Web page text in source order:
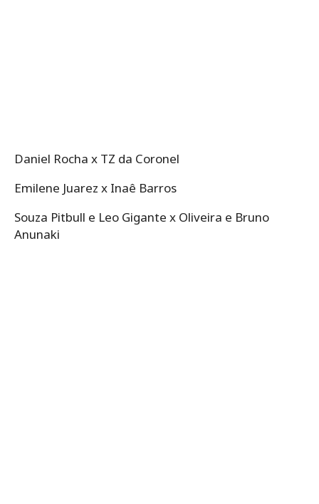
Daniel Rocha x TZ da Coronel
Emilene Juarez x Inaê Barros
Souza Pitbull e Leo Gigante x Oliveira e Bruno
Anunaki